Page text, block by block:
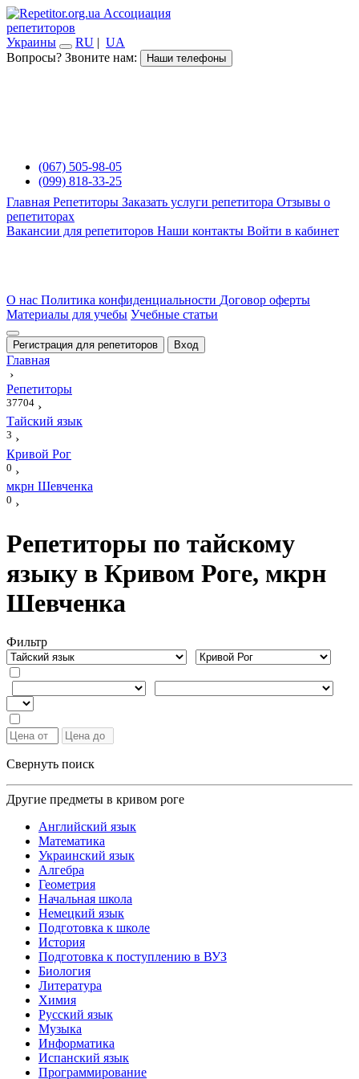
Ассоциация
репетиторов
Украины
RU | UA
Вопросы? Звоните нам:
Наши телефоны
(067) 505-98-05
(099) 818-33-25
Главная Репетиторы Заказать услуги репетитора Отзывы о
репетиторах
Вакансии для репетиторов Наши контакты Войти в кабинет
О нас Политика конфиденциальности Договор оферты
Материалы для учебы Учебные статьи
Регистрация для репетиторов Вход
Главная
›
Репетиторы
37704 ›
Тайский язык
3 ›
Кривой Рог
0 ›
мкрн Шевченка
0 ›
Репетиторы по тайскому
языку в Кривом Роге, мкрн
Шевченка
Фильтр
Свернуть поиск
Другие предметы в кривом роге
Английский язык
Математика
Украинский язык
Алгебра
Геометрия
Начальная школа
Немецкий язык
Подготовка к школе
История
Подготовка к поступлению в ВУЗ
Биология
Литература
Химия
Русский язык
Музыка
Информатика
Испанский язык
Программирование